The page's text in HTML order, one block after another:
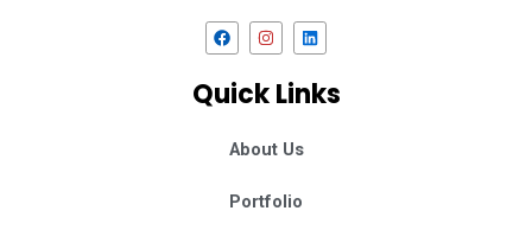
F
a
b
I
n
a
a
m
L
i
k
e
Quick Links
About Us
Portfolio